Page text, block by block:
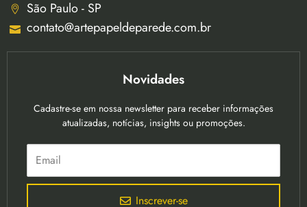
São Paulo - SP
contato@artepapeldeparede.com.br
Novidades
Cadastre-se em nossa newsletter para receber informações
atualizadas, notícias, insights ou promoções.
Inscrever-se